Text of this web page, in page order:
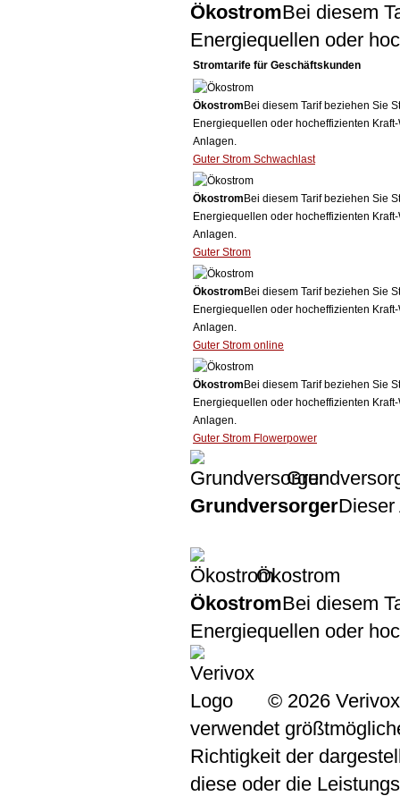
ÖkostromBei diesem
Energiequellen oder
Stromtarife für Geschäftskunden
Ökostrom Bei diesem Tarif beziehen Sie
Energiequellen oder hocheffizienten
Anlagen.
Guter Strom Schwachlast
Ökostrom Bei diesem Tarif beziehen Sie
Energiequellen oder hocheffizienten
Anlagen.
Guter Strom
Ökostrom Bei diesem Tarif beziehen Sie
Energiequellen oder hocheffizienten
Anlagen.
Guter Strom online
Ökostrom Bei diesem Tarif beziehen Sie
Energiequellen oder hocheffizienten
Anlagen.
Guter Strom Flowerpower
GrundversorgerDieser
Ökostrom
ÖkostromBei diesem
Energiequellen oder
© 2026
verwendet
Richtigkeit der
diese oder die